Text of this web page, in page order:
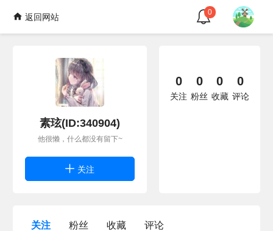
返回网站 0
素玹(ID:340904)
他很懒，什么都没有留下~
关注
0
关注
0
粉丝
0
收藏
0
评论
关注 粉丝 收藏 评论